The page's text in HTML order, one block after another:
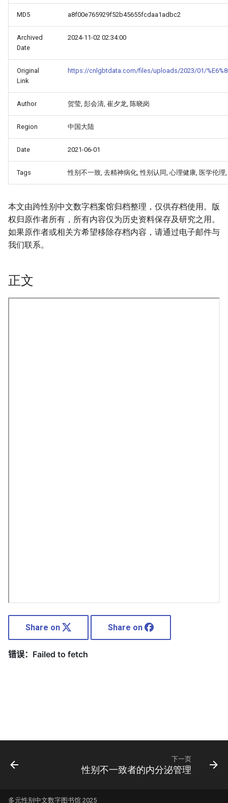
MD5 a8f00e765929f52b45655fcdaa1adbc2
Archived
Date
2024-11-02 02:34:00
Original
Link
https://cnlgbtdata.com/files/uploads/2023/01/
Author 贺莹, 彭会清, 崔夕龙, 陈晓岗
Region 中国大陆
Date 2021-06-01
Tags 性别不一致, 去精神病化, 性别认同, 心理健康, 医学伦理
本文由跨性别中文数字档案馆归档整理，仅供存档使用。版
权归原作者所有，所有内容仅为历史资料保存及研究之用。
如果原作者或相关方希望移除存档内容，请通过电子邮件与
我们联系。
正文
Share on Share on
下一页
性别不一致者的内分泌管理
多元性别中文数字图书馆 2025